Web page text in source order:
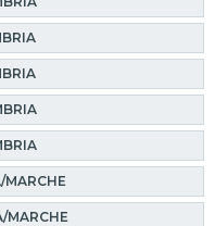
MARCHE
MARCHE